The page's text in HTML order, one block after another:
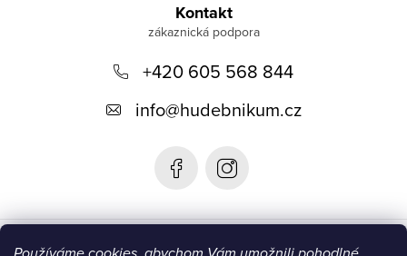
Kontakt
+420 605 568 844
info@hudebnikum.cz
Informace